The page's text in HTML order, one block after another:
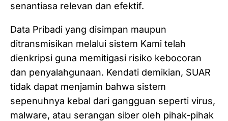
senantiasa relevan dan efektif.
Data Pribadi yang disimpan maupun
ditransmisikan melalui sistem Kami telah
dienkripsi guna memitigasi risiko kebocoran
dan penyalahgunaan. Kendati demikian, SUAR
tidak dapat menjamin bahwa sistem
sepenuhnya kebal dari gangguan seperti virus,
malware, atau serangan siber oleh pihak-pihak